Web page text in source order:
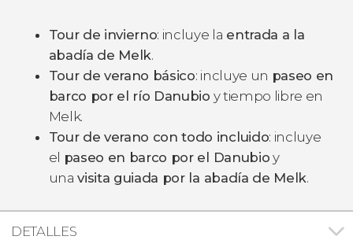
Tour de invierno: incluye la entrada a la
abadía de Melk.
Tour de verano básico: incluye un paseo en
barco por el río Danubio y tiempo libre en
Melk.
Tour de verano con todo incluido: incluye
el paseo en barco por el Danubio y
unavisita guiada por la abadía de Melk.
DETALLES